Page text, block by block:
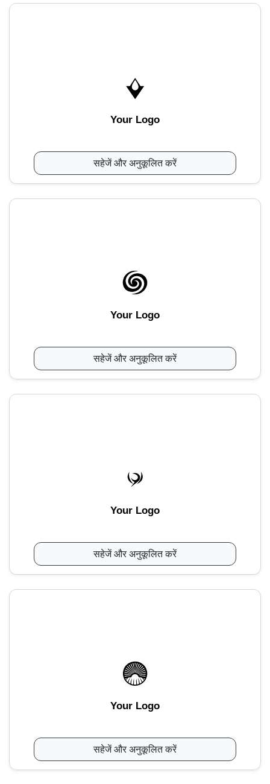
Your Logo
सहेजें और अनुकूलित करें
Your Logo
सहेजें और अनुकूलित करें
Your Logo
सहेजें और अनुकूलित करें
Your Logo
सहेजें और अनुकूलित करें